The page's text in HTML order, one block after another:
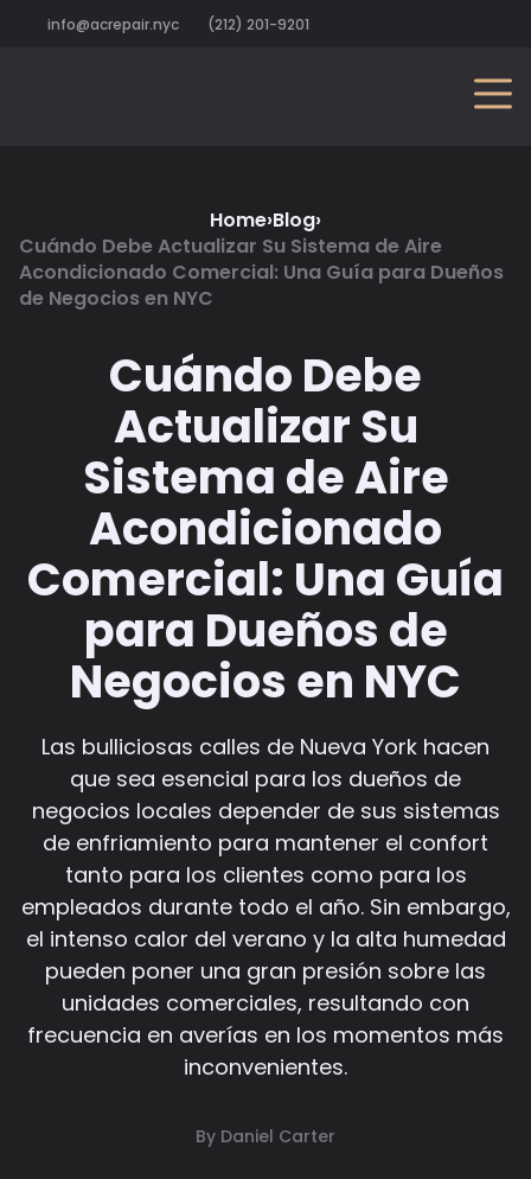
info@acrepair.nyc (212) 201-9201
Home›Blog›
Cuándo Debe Actualizar Su Sistema de Aire
Acondicionado Comercial: Una Guía para Dueños
de Negocios en NYC
Cuándo Debe
Actualizar Su
Sistema de Aire
Acondicionado
Comercial: Una Guía
para Dueños de
Negocios en NYC
Las bulliciosas calles de Nueva York hacen
que sea esencial para los dueños de
negocios locales depender de sus sistemas
de enfriamiento para mantener el confort
tanto para los clientes como para los
empleados durante todo el año. Sin embargo,
el intenso calor del verano y la alta humedad
pueden poner una gran presión sobre las
unidades comerciales, resultando con
frecuencia en averías en los momentos más
inconvenientes.
By Daniel Carter